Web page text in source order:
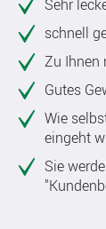
Sehr
schnell
Zu Ihnen
Gutes
Wie
eingeht
Sie